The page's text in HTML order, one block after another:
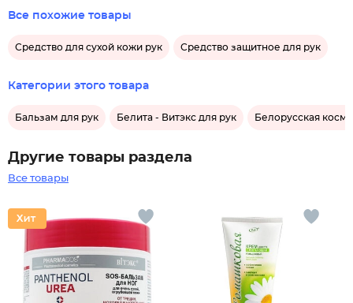
Все похожие товары
Средство для сухой кожи рук Средство защитное для рук
Категории этого товара
Бальзам для рук Белита - Витэкс для рук Белорусская
Другие товары раздела
Все товары